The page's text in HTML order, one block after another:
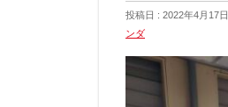
投稿日 : 2022年4月17日
ンダ